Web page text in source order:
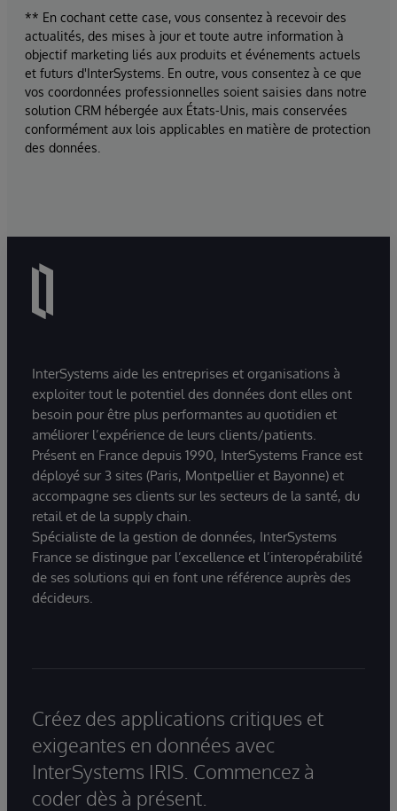
** En cochant cette case, vous consentez à recevoir des
actualités, des mises à jour et toute autre information à
objectif marketing liés aux produits et événements actuels
et futurs d'InterSystems. En outre, vous consentez à ce que
vos coordonnées professionnelles soient saisies dans notre
solution CRM hébergée aux États-Unis, mais conservées
conformément aux lois applicables en matière de protection
des données.
InterSystems aide les entreprises et organisations à
exploiter tout le potentiel des données dont elles ont
besoin pour être plus performantes au quotidien et
améliorer l’expérience de leurs clients/patients.
Présent en France depuis 1990, InterSystems France est
déployé sur 3 sites (Paris, Montpellier et Bayonne) et
accompagne ses clients sur les secteurs de la santé, du
retail et de la supply chain.
Spécialiste de la gestion de données, InterSystems
France se distingue par l’excellence et l’interopérabilité
de ses solutions qui en font une référence auprès des
décideurs.
Créez des applications critiques et
exigeantes en données avec
InterSystems IRIS. Commencez à
coder dès à présent.